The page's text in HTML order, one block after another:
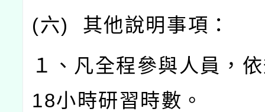
(六) 其他說明事項：
１、凡全程參與人員，
18小時研習時數。